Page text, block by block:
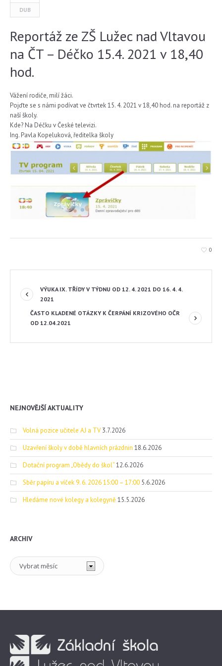
DUB
Reportáž ze ZŠ Lužec nad Vltavou
na ČT – Déčko 15.4. 2021 v 18,40
hod.
Vážení rodiče, milí žáci.
Pojďte se s námi podívat ve čtvrtek 15. 4. 2021 v 18,40 hod. na reportáž z
naší školy.
Kde? Na Déčku v České televizi.
Ing. Pavla Kopeluková, ředitelka školy
0
VÝUKA IX. TŘÍDY V TÝDNU OD 12. 4. 2021 DO 16. 4. 4.
2021
ČASTO KLADENÉ OTÁZKY K ČERPÁNÍ KRIZOVÉHO OČR
OD 12.04.2021
NEJNOVĚJŠÍ AKTUALITY
Volná pozice učitele AJ a TV 3.7.2026
Uzavření školy v době hlavních prázdnin 18.6.2026
Dotační program „Obědy do škol“12.6.2026
Sběr papíru a víček 9. 6. 2026 15:00 – 17:00 5.6.2026
Hledáme nové kolegy a kolegyně 15.5.2026
ARCHIV
Archiv